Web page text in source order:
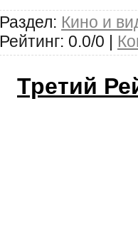
Раздел: Кино и
Рейтинг: 0.0/0 |
Третий